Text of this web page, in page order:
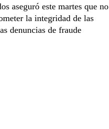
aseguró este martes que no
la integridad de las
denuncias de fraude